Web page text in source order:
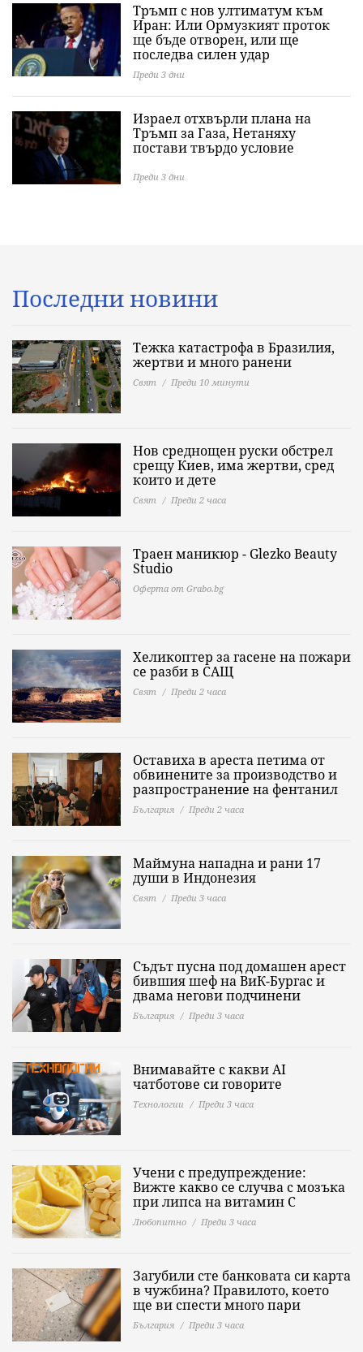
Тръмп с нов ултиматум към
Иран: Или Ормузкият проток
ще бъде отворен, или ще
последва силен удар
Преди 3 дни
Израел отхвърли плана на
Тръмп за Газа, Нетаняху
постави твърдо условие
Преди 3 дни
Последни новини
Тежка катастрофа в Бразилия,
жертви и много ранени
Свят Преди 10 минути
Нов среднощен руски обстрел
срещу Киев, има жертви, сред
които и дете
Свят Преди 2 часа
Траен маникюр - Glezko Beauty
Studio
Оферта от Grabo.bg
Хеликоптер за гасене на пожари
се разби в САЩ
Свят Преди 2 часа
Оставиха в ареста петима от
обвинените за производство и
разпространение на фентанил
България Преди 2 часа
Маймуна нападна и рани 17
души в Индонезия
Свят Преди 3 часа
Съдът пусна под домашен арест
бившия шеф на ВиК-Бургас и
двама негови подчинени
България Преди 3 часа
Внимавайте с какви AI
чатботове си говорите
Технологии Преди 3 часа
Учени с предупреждение:
Вижте какво се случва с мозъка
при липса на витамин C
Любопитно Преди 3 часа
Загубили сте банковата си карта
в чужбина? Правилото, което
ще ви спести много пари
България Преди 3 часа